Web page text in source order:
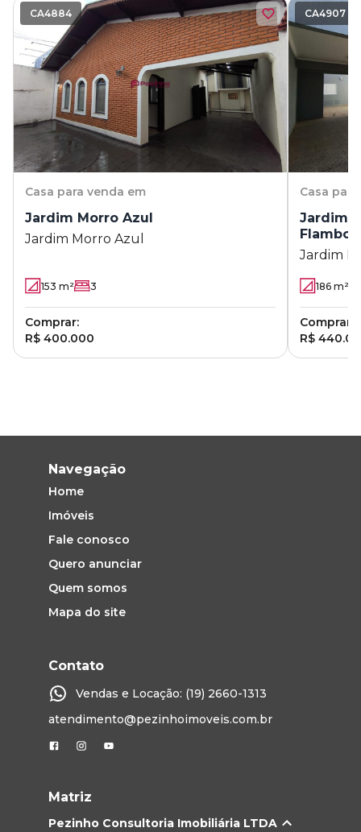
CA4884
Casa para venda em
Jardim Morro Azul
Jardim Morro Azul
153 m² 3
Comprar:
R$ 400.000
CA4907
Casa
Jardim
Jardim
186 m²
Comprar:
R$
Navegação
Home
Imóveis
Fale conosco
Quero anunciar
Quem somos
Mapa do site
Contato
Vendas e Locação: (19) 2660-1313
atendimento@pezinhoimoveis.com.br
Matriz
Pezinho Consultoria Imobiliária LTDA